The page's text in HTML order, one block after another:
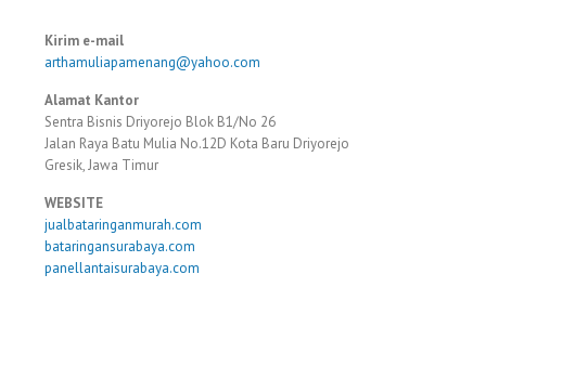
Kirim e-mail
arthamuliapamenang@yahoo.com
Alamat Kantor
Sentra Bisnis Driyorejo Blok B1/No 26
Jalan Raya Batu Mulia No.12D Kota Baru Driyorejo
Gresik, Jawa Timur
WEBSITE
jualbataringanmurah.com
bataringansurabaya.com
panellantaisurabaya.com